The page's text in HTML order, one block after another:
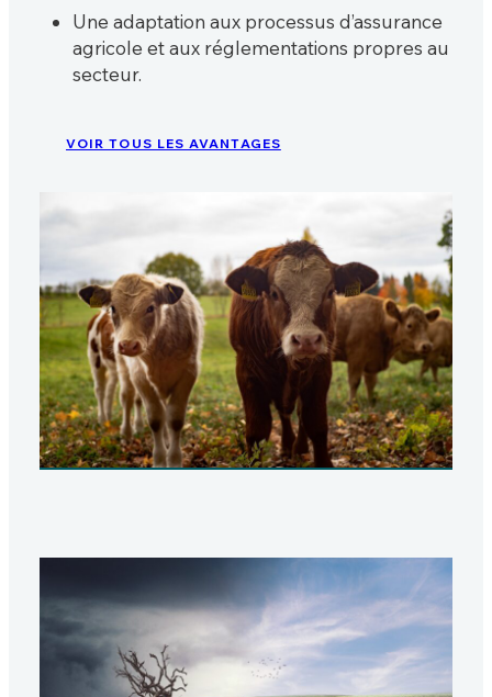
Une adaptation aux processus d’assurance
agricole et aux réglementations propres au
secteur.
VOIR TOUS LES AVANTAGES